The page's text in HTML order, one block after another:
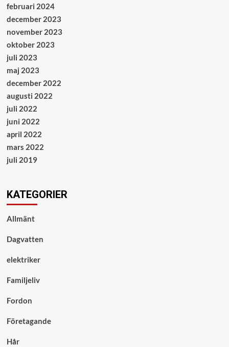
februari 2024
december 2023
november 2023
oktober 2023
juli 2023
maj 2023
december 2022
augusti 2022
juli 2022
juni 2022
april 2022
mars 2022
juli 2019
KATEGORIER
Allmänt
Dagvatten
elektriker
Familjeliv
Fordon
Företagande
Hår